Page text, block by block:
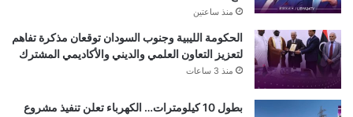
منذ ساعتين
الحكومة الليبية وجنوب السودان توقعان مذكرة تفاهم
لتعزيز التعاون العلمي والديني والأكاديمي المشترك
منذ 3 ساعات
بطول 10 كيلومترات… الكهرباء تعلن تنفيذ مشروع